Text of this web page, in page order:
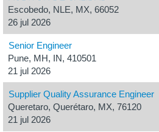
Escobedo, NLE, MX, 66052
26 jul 2026
Senior Engineer
Pune, MH, IN, 410501
21 jul 2026
Supplier Quality Assurance Engineer
Queretaro, Querétaro, MX, 76120
21 jul 2026